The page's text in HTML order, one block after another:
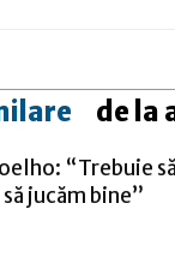
de la
“Trebuie
să jucăm bine”